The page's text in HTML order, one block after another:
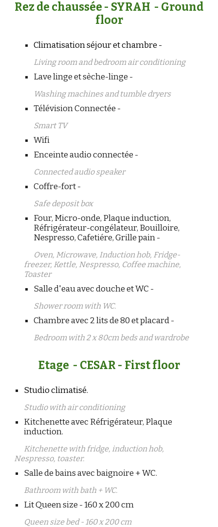
Rez de chaussée - SYRAH - Ground
floor
Climatisation séjour et chambre -
Living room and bedroom air conditioning
Lave linge et sèche-linge -
Washing machines and tumble dryers
Télévision Connectée -
Smart TV
Wifi
Enceinte audio connectée -
Connected audio speaker
Coffre-fort -
Safe deposit box
Four, Micro-onde, Plaque induction,
Réfrigérateur-congélateur, Bouilloire,
Nespresso, Cafetiére, Grille pain -
Oven, Microwave, Induction hob, Fridge-
freezer, Kettle, Nespresso, Coffee machine,
Toaster
Salle d'eau avec douche et WC -
Shower room with WC.
Chambre avec 2 lits de 80 et placard -
Bedroom with 2 x 80cm beds and wardrobe
Etage - CESAR - First floor
Studio climatisé.
Studio with air conditioning
Kitchenette avec Réfrigérateur, Plaque
induction.
Kitchenette with fridge, induction hob,
Nespresso, toaster.
Salle de bains avec baignoire + WC.
Bathroom with bath + WC.
Lit Queen size - 160 x 200 cm
Queen size bed - 160 x 200 cm